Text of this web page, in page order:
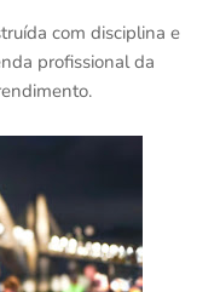
com disciplina e
profissional da